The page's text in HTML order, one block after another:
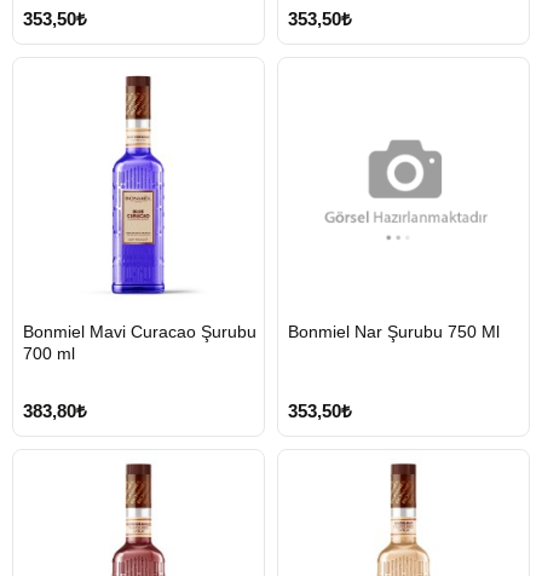
353,50₺ 353,50₺
GÖNDERİ
Bonmiel Mavi Curacao Şurubu
700 ml
383,80₺
GÖNDERİ
Bonmiel Nar Şurubu 750 Ml
353,50₺